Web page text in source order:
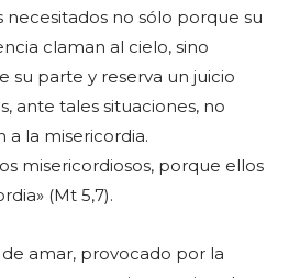
necesitados no sólo porque su
claman al cielo, sino
su parte y reserva un juicio
ante tales situaciones, no
a la misericordia.
misericordiosos, porque ellos
(Mt 5,7).
amar, provocado por la